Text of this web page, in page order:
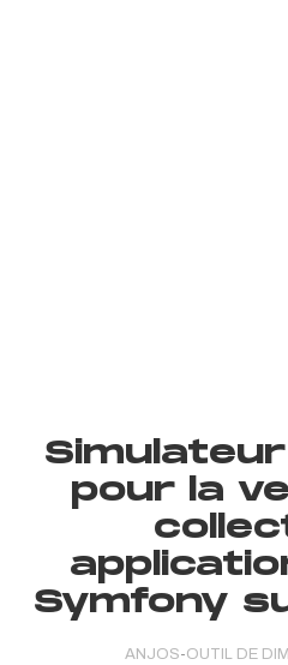
pour la
Symfony
ANJOS-OUTIL DE